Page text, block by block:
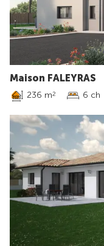
Maison FALEYRAS
236 m2 6 ch